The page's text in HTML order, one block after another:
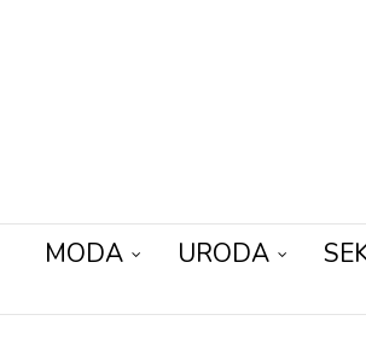
MODA URODA